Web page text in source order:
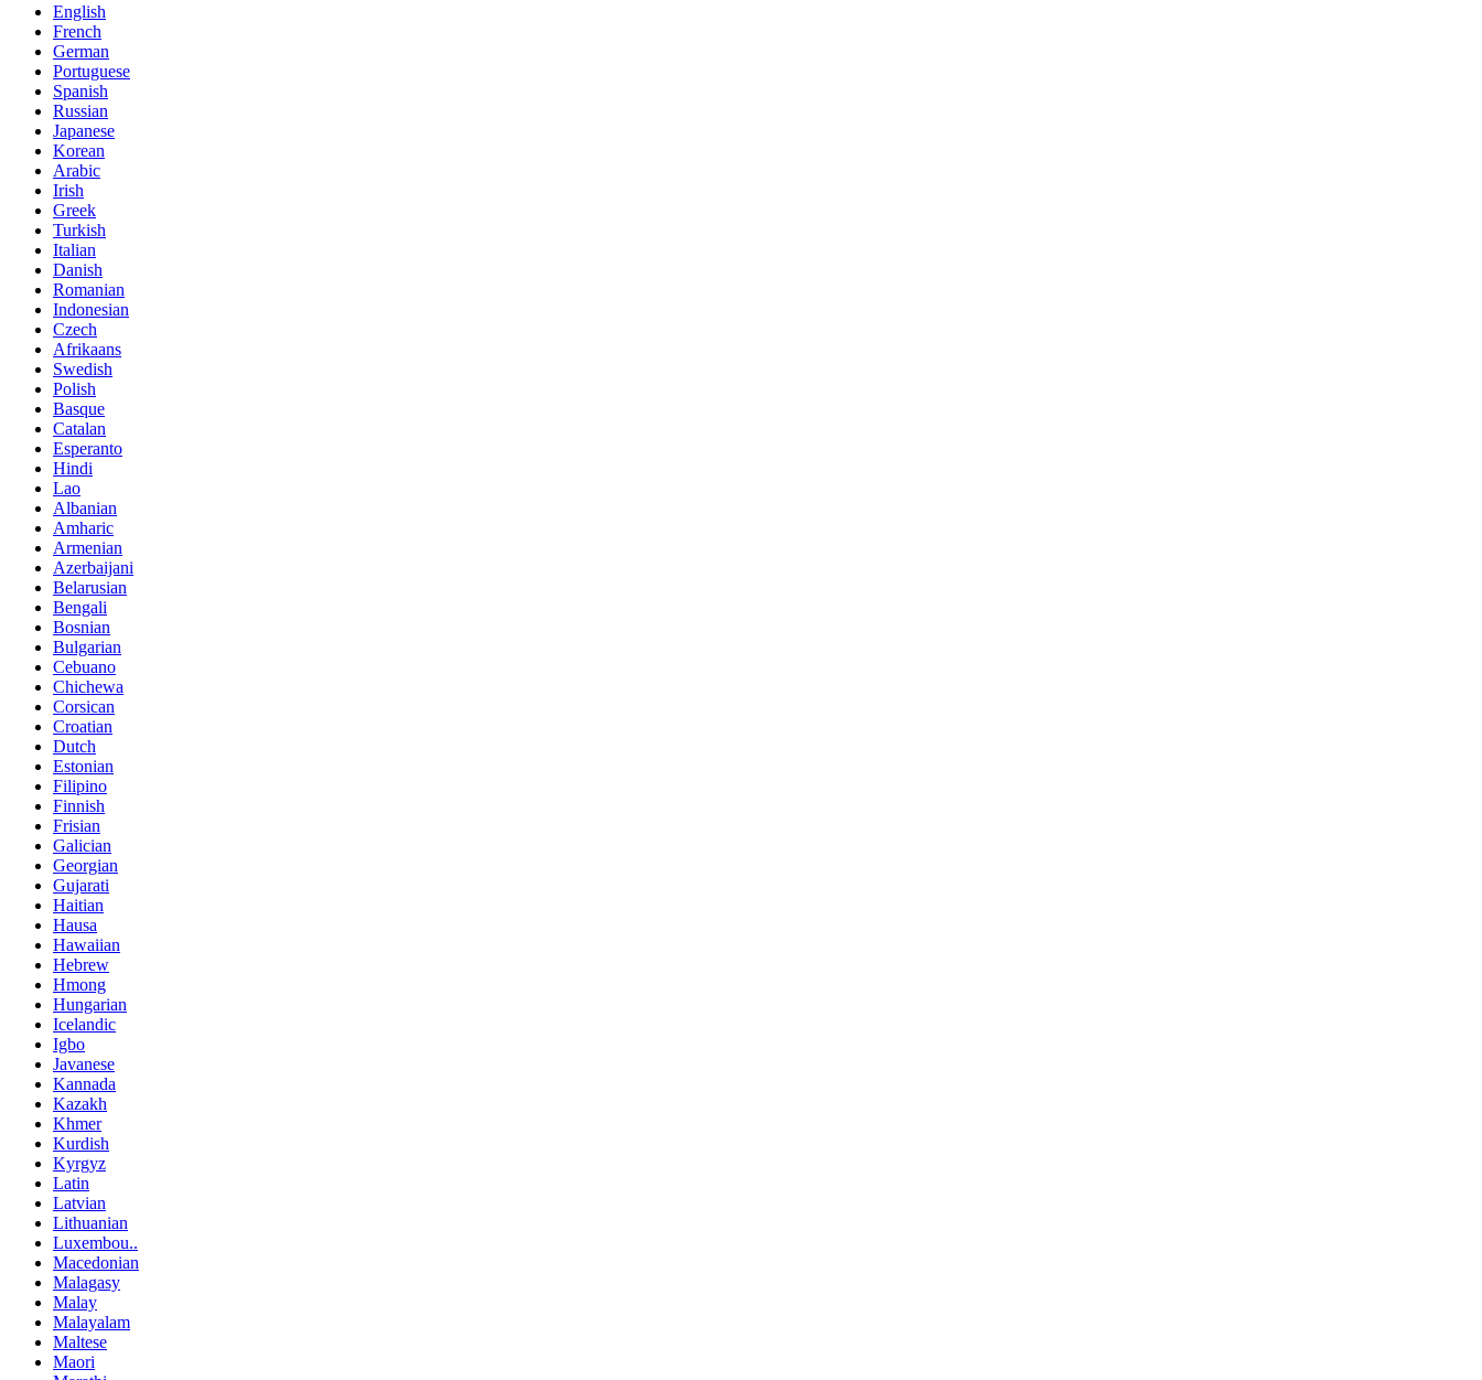
English
French
German
Portuguese
Spanish
Russian
Japanese
Korean
Arabic
Irish
Greek
Turkish
Italian
Danish
Romanian
Indonesian
Czech
Afrikaans
Swedish
Polish
Basque
Catalan
Esperanto
Hindi
Lao
Albanian
Amharic
Armenian
Azerbaijani
Belarusian
Bengali
Bosnian
Bulgarian
Cebuano
Chichewa
Corsican
Croatian
Dutch
Estonian
Filipino
Finnish
Frisian
Galician
Georgian
Gujarati
Haitian
Hausa
Hawaiian
Hebrew
Hmong
Hungarian
Icelandic
Igbo
Javanese
Kannada
Kazakh
Khmer
Kurdish
Kyrgyz
Latin
Latvian
Lithuanian
Luxembou..
Macedonian
Malagasy
Malay
Malayalam
Maltese
Maori